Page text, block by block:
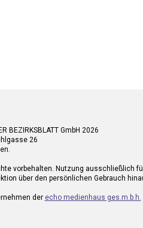
BEZIRKSBLATT GmbH 2026
26
vorbehalten. Nutzung ausschließlich
über den persönlichen Gebrauch
der echo medienhaus ges.m.b.h.